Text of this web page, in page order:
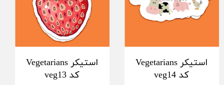
استیکر Vegetarians
کد veg14
استیکر Vegetarians
کد veg13